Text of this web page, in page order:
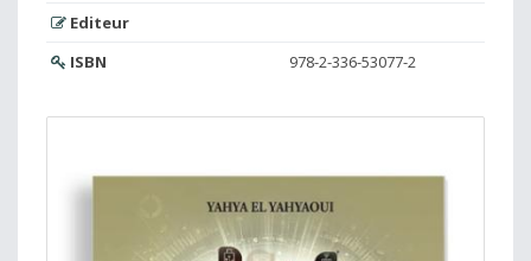
Editeur
ISBN
978-2-336-53077-2